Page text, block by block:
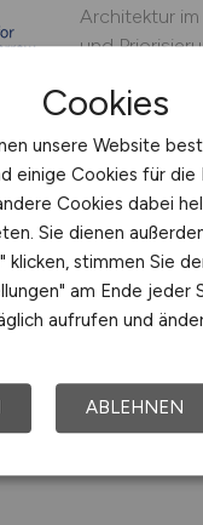
Architektur
und
Hays
25.03.2026
Cookies
unsere Website
einige Cookies für
Cookies dabei
Sie dienen
klicken, stimmen Sie
am Ende jeder
aufrufen und
ABLEHNEN